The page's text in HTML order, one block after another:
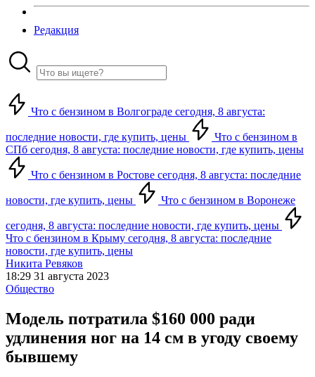
Редакция
Что с бензином в Волгограде сегодня, 8 августа:
последние новости, где купить, цены
Что с бензином в
СПб сегодня, 8 августа: последние новости, где купить, цены
Что с бензином в Ростове сегодня, 8 августа: последние
новости, где купить, цены Что с бензином в Воронеже
сегодня, 8 августа: последние новости, где купить, цены
Что с бензином в Крыму сегодня, 8 августа: последние
новости, где купить, цены
Никита Ревяков
18:29 31 августа 2023
Общество
Модель потратила $160 000 ради
удлинения ног на 14 см в угоду своему
бывшему